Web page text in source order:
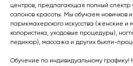
центров, предлагающая полный спектр
салонов красоты. Мы обучаем новичков
парикмахерского искусства (женские и
колористика, уходовые процедуры),
педикюр), массажа и других бьюти-
Обучение по индивидуальному